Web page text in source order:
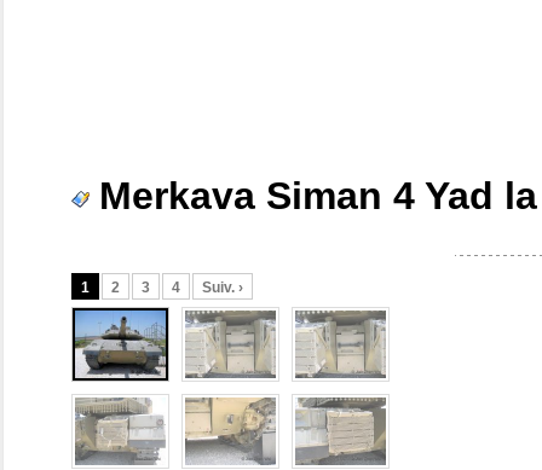
Merkava Siman 4 Yad
1 2 3 4 Suiv. ›